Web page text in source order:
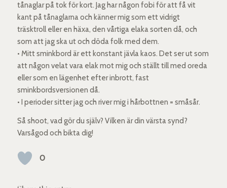
tånaglar på tok för kort. Jag har någon fobi för att få vit
kant på tånaglarna och känner mig som ett vidrigt
träsktroll eller en häxa, den vårtiga elaka sorten då, och
som att jag ska ut och döda folk med dem.
• Mitt sminkbord är ett konstant jävla kaos. Det ser ut som
att någon velat vara elak mot mig och ställt till med oreda
eller som en lägenhet efter inbrott, fast
sminkbordsversionen då.
• I perioder sitter jag och river mig i hårbottnen = småsår.
Så shoot, vad gör du själv? Vilken är din värsta synd?
Varsågod och bikta dig!
0